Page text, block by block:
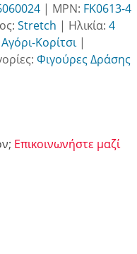
| MPN: FK0613-4
Stretch | Ηλικία: 4
Αγόρι-Κορίτσι|
Φιγούρες Δράσης
Επικοινωνήστε μαζί